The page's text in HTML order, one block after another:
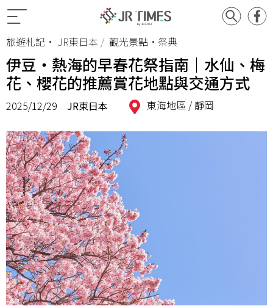
旅遊札記 • JR東日本 觀光景點•祭典
伊豆・熱海的早春花祭指南｜水仙、梅
花、櫻花的推薦賞花地點與交通方式
2025/12/29 JR東日本 東海地區 / 靜岡